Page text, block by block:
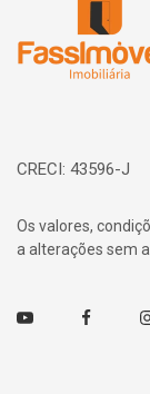
CRECI: 43596-J
Os valores,
a alterações sem
Youtube Facebook